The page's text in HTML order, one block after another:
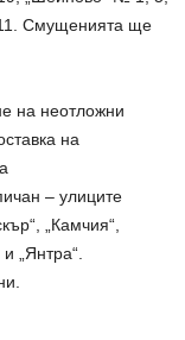
Смущенията ще
на неотложни
на
– улиците
„Камчия“,
„Янтра“.